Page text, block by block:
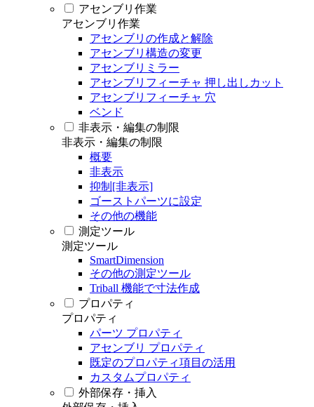
アセンブリ作業
アセンブリ作業
アセンブリの作成と解除
アセンブリ構造の変更
アセンブリミラー
アセンブリフィーチャ 押し出しカット
アセンブリフィーチャ 穴
ベンド
非表示・編集の制限
非表示・編集の制限
概要
非表示
抑制[非表示]
ゴーストパーツに設定
その他の機能
測定ツール
測定ツール
SmartDimension
その他の測定ツール
Triball 機能で寸法作成
プロパティ
プロパティ
パーツ プロパティ
アセンブリ プロパティ
既定のプロパティ項目の活用
カスタムプロパティ
外部保存・挿入